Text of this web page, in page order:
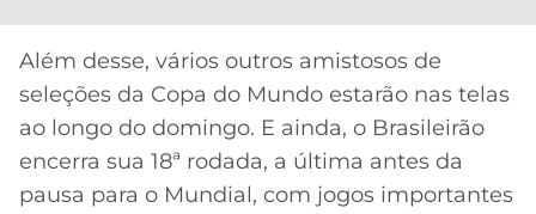
Além desse, vários outros amistosos de
seleções da Copa do Mundo estarão nas telas
ao longo do domingo. E ainda, o Brasileirão
encerra sua 18ª rodada, a última antes da
pausa para o Mundial, com jogos importantes